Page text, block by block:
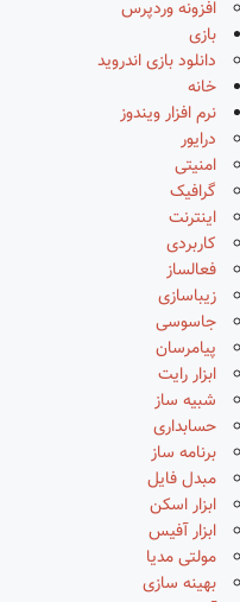
افزونه وردپرس
بازی
دانلود بازی اندروید
خانه
نرم افزار ویندوز
درایور
امنیتی
گرافیک
اینترنت
کاربردی
فعالساز
زیباسازی
جاسوسی
پیامرسان
ابزار رایت
شبیه ساز
حسابداری
برنامه ساز
مبدل فایل
ابزار اسکن
ابزار آفیس
مولتی مدیا
بهینه سازی